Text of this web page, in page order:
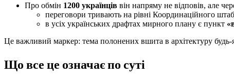
Про обмін 1200 українців він напряму не відповів, але
переговори тривають на рівні Координаційного
в усіх українських драфтах мирного плану є пункт
Це важливий маркер: тема полонених вшита в архітектуру
Що все це означає по суті